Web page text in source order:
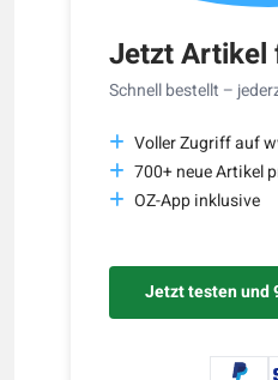
Jetzt Artikel
Schnell bestellt –
Voller Zugriff auf
700+ neue Artikel
OZ-App inklusive
Jetzt testen und